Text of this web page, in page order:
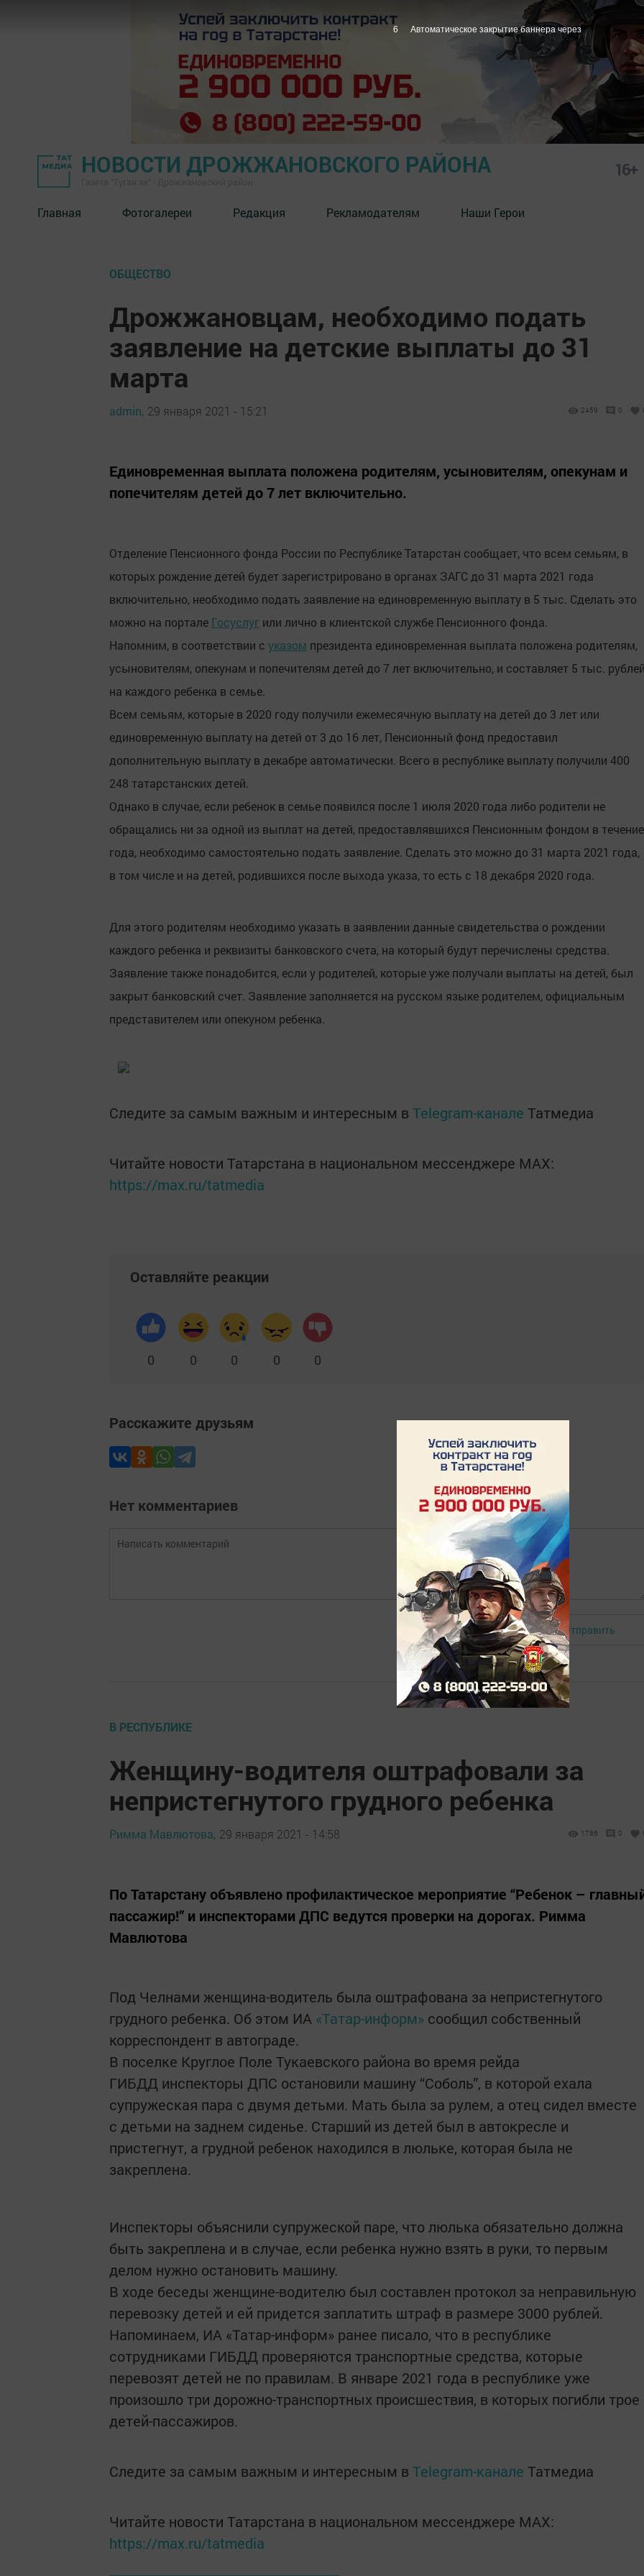
НОВОСТИ ДРОЖЖАНОВСКОГО РАЙОНА 16+
Главная Фотогалереи Редакция Рекламодателям Наши Герои
ОБЩЕСТВО
Дрожжановцам, необходимо подать
заявление на детские выплаты до 31
марта
admin, 29 января 2021 - 15:21 2459 0
Единовременная выплата положена родителям, усыновителям, опекунам и
попечителям детей до 7 лет включительно.
Отделение Пенсионного фонда России по Республике Татарстан сообщает, что всем семьям, в
которых рождение детей будет зарегистрировано в органах ЗАГС до 31 марта 2021 года
включительно, необходимо подать заявление на единовременную выплату в 5 тыс. Сделать это
можно на портале Госуслуг или лично в клиентской службе Пенсионного фонда.
Напомним, в соответствии с указом президента единовременная выплата положена родителям,
усыновителям, опекунам и попечителям детей до 7 лет включительно, и составляет 5 тыс.
на каждого ребенка в семье.
Всем семьям, которые в 2020 году получили ежемесячную выплату на детей до 3 лет или
единовременную выплату на детей от 3 до 16 лет, Пенсионный фонд предоставил
дополнительную выплату в декабре автоматически. Всего в республике выплату получили 400
248 татарстанских детей.
Однако в случае, если ребенок в семье появился после 1 июля 2020 года либо родители не
обращались ни за одной из выплат на детей, предоставлявшихся Пенсионным фондом в течение
года, необходимо самостоятельно подать заявление. Сделать это можно до 31 марта 2021 года,
в том числе и на детей, родившихся после выхода указа, то есть с 18 декабря 2020 года.
Для этого родителям необходимо указать в заявлении данные свидетельства о рождении
каждого ребенка и реквизиты банковского счета, на который будут перечислены средства.
Заявление также понадобится, если у родителей, которые уже получали выплаты на детей, был
закрыт банковский счет. Заявление заполняется на русском языке родителем, официальным
представителем или опекуном ребенка.
Следите за самым важным и интересным в Telegram-канале Татмедиа
Читайте новости Татарстана в национальном мессенджере MАХ:
https://max.ru/tatmedia
Оставляйте реакции
0 0 0 0 0
Расскажите друзьям
Нет комментариев
Авторизоваться Отправить
В РЕСПУБЛИКЕ
Женщину-водителя оштрафовали за
непристегнутого грудного ребенка
Римма Мавлютова, 29 января 2021 - 14:58 1786 0
По Татарстану объявлено профилактическое мероприятие “Ребенок –
пассажир!” и инспекторами ДПС ведутся проверки на дорогах. Римма
Мавлютова
Под Челнами женщина-водитель была оштрафована за непристегнутого
грудного ребенка. Об этом ИА «Татар-информ» сообщил собственный
корреспондент в автограде.
В поселке Круглое Поле Тукаевского района во время рейда
ГИБДД инспекторы ДПС остановили машину “Соболь”, в которой ехала
супружеская пара с двумя детьми. Мать была за рулем, а отец сидел вместе
с детьми на заднем сиденье. Старший из детей был в автокресле и
пристегнут, а грудной ребенок находился в люльке, которая была не
закреплена.
Инспекторы объяснили супружеской паре, что люлька обязательно должна
быть закреплена и в случае, если ребенка нужно взять в руки, то первым
делом нужно остановить машину.
В ходе беседы женщине-водителю был составлен протокол за неправильную
перевозку детей и ей придется заплатить штраф в размере 3000 рублей.
Напоминаем, ИА «Татар-информ» ранее писало, что в республике
сотрудниками ГИБДД проверяются транспортные средства, которые
перевозят детей не по правилам. В январе 2021 года в республике уже
произошло три дорожно-транспортных происшествия, в которых погибли трое
детей-пассажиров.
Следите за самым важным и интересным в Telegram-канале Татмедиа
Читайте новости Татарстана в национальном мессенджере MАХ:
https://max.ru/tatmedia
5 Автоматическое закрытие баннера через